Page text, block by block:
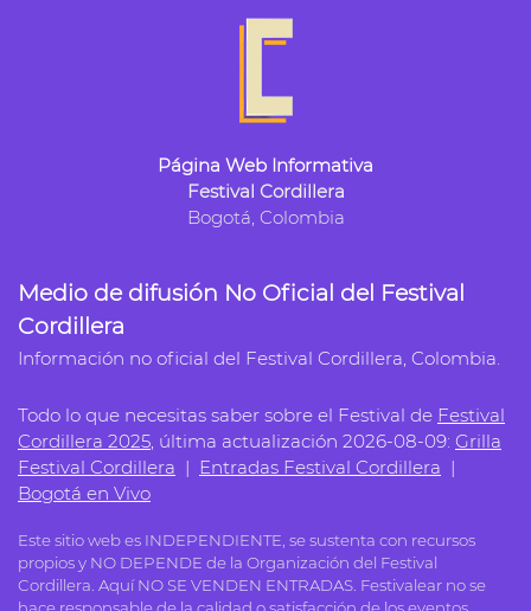
Página Web Informativa
Festival Cordillera
Bogotá, Colombia
Medio de difusión No Oficial del Festival
Cordillera
Información no oficial del Festival Cordillera, Colombia.
Todo lo que necesitas saber sobre el Festival de Festival
Cordillera 2025, última actualización 2026-08-09: Grilla
Festival Cordillera | Entradas Festival Cordillera |
Bogotá en Vivo
Este sitio web es INDEPENDIENTE, se sustenta con recursos
propios y NO DEPENDE de la Organización del Festival
Cordillera. Aquí NO SE VENDEN ENTRADAS. Festivalear no se
hace responsable de la calidad o satisfacción de los eventos